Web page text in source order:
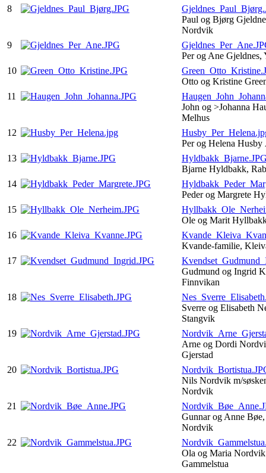
8
Paul og Bjørg
Nordvik
9
Per og Ane
10
Otto og Kristine
11
John og >Johanna
Melhus
12
Per og Helena
13
Bjarne Hyldbakk,
14
Peder og Margrete
15
Ole og Marit
16
Kvande-familie,
17
Gudmund og Ingrid
Finnvikan
18
Sverre og Elisabeth
Stangvik
19
Arne og Dordi
Gjerstad
20
Nils Nordvik m/
Nordvik
21
Gunnar og Anne
Nordvik
22
Ola og Maria
Gammelstua